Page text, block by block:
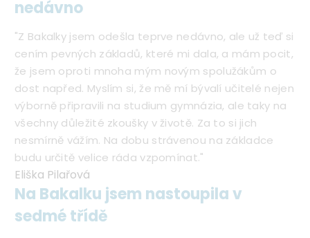
nedávno
"Z Bakalky jsem odešla teprve nedávno, ale už teď si
cením pevných základů, které mi dala, a mám pocit,
že jsem oproti mnoha mým novým spolužákům o
dost napřed. Myslím si, že mě mí bývalí učitelé nejen
výborně připravili na studium gymnázia, ale taky na
všechny důležité zkoušky v životě. Za to si jich
nesmírně vážím. Na dobu strávenou na základce
budu určitě velice ráda vzpomínat."
Eliška Pilařová
Na Bakalku jsem nastoupila v
sedmé třídě